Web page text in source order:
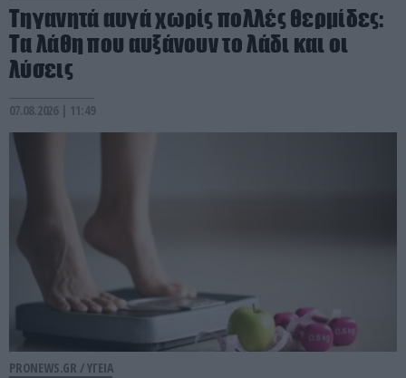
Τηγανητά αυγά χωρίς πολλές θερμίδες:
Τα λάθη που αυξάνουν το λάδι και οι
λύσεις
07.08.2026 | 11:49
PRONEWS.GR /ΥΓΕΙΑ